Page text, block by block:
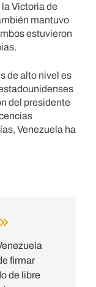
Victoria de
mantuvo
estuvieron
de alto nivel es
del presidente
Venezuela ha
firmar
de libre